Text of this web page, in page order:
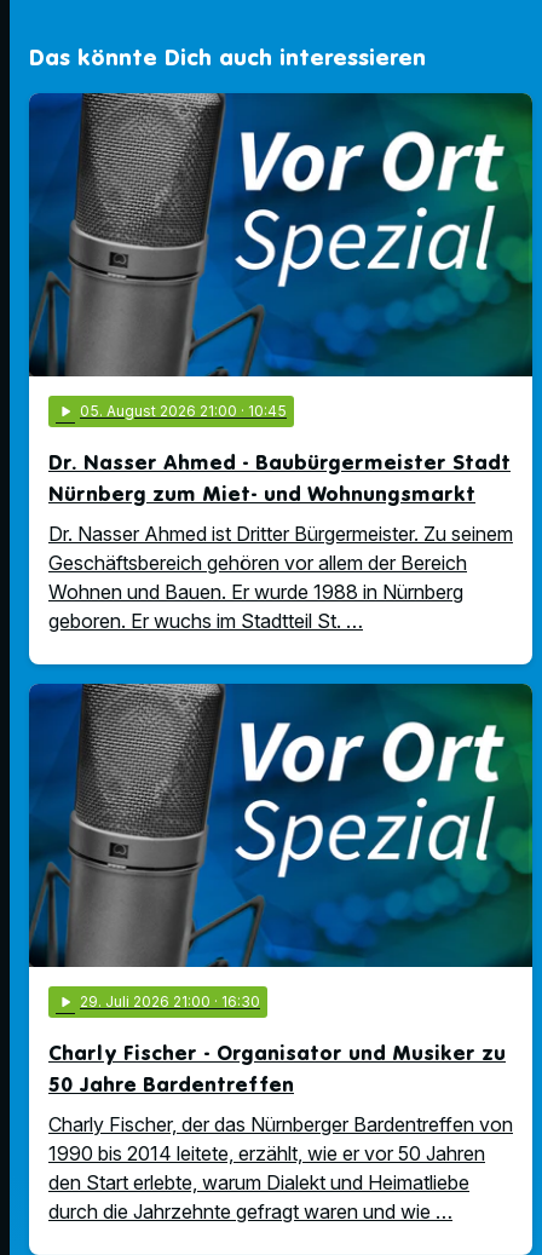
Das könnte Dich auch interessieren
play_arrow 05. August 2026 21:00 · 10:45
Dr. Nasser Ahmed - Baubürgermeister Stadt
Nürnberg zum Miet- und Wohnungsmarkt
Dr. Nasser Ahmed ist Dritter Bürgermeister. Zu seinem
Geschäftsbereich gehören vor allem der Bereich
Wohnen und Bauen. Er wurde 1988 in Nürnberg
geboren. Er wuchs im Stadtteil St. …
play_arrow 29. Juli 2026 21:00 · 16:30
Charly Fischer - Organisator und Musiker zu
50 Jahre Bardentreffen
Charly Fischer, der das Nürnberger Bardentreffen von
1990 bis 2014 leitete, erzählt, wie er vor 50 Jahren
den Start erlebte, warum Dialekt und Heimatliebe
durch die Jahrzehnte gefragt waren und wie …